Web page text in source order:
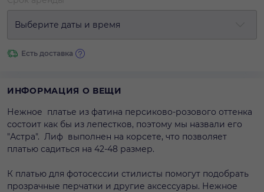
Выберите даты и время
Есть доставка
ИНФОРМАЦИЯ О ВЕЩИ
Нежное платье из фатина персиково-розового оттенка
состоит как бы из лепестков, поэтому мы назвали его
"Астра". Лиф выполнен на корсете, что позволяет
платью садиться на 42-48 размер.
К платью для фотосессии стилисты помогут подобрать
прозрачные перчатки и другие аксессуары. Нежное